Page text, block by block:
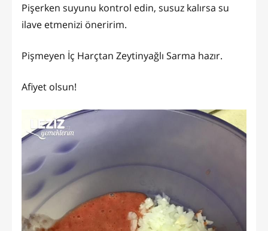
Pişerken suyunu kontrol edin, susuz kalırsa su
ilave etmenizi öneririm.
Pişmeyen İç Harçtan Zeytinyağlı Sarma hazır.
Afiyet olsun!